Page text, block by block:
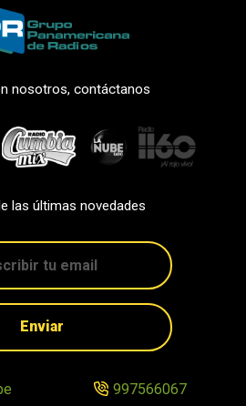
nosotros, contáctanos
las últimas novedades
Enviar
997566067